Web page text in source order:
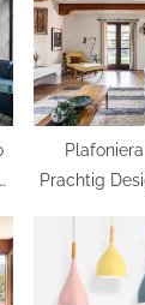
Prachtig